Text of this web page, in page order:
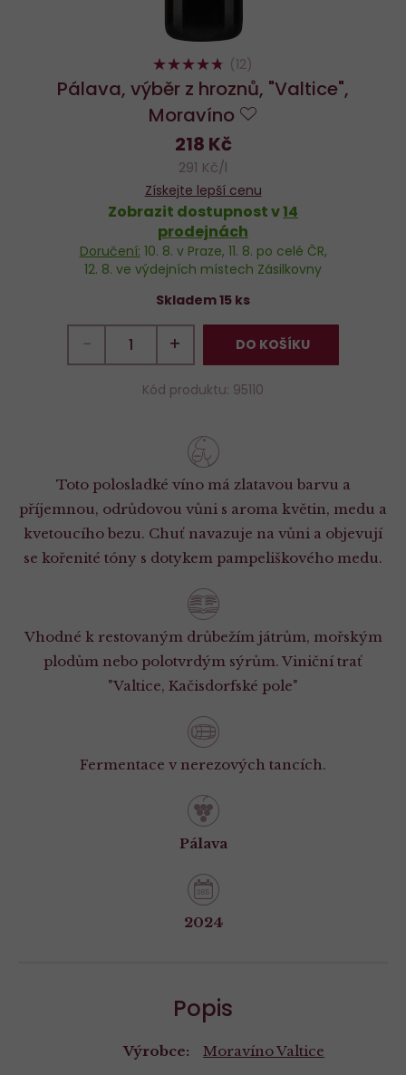
Pálava, výběr z hroznů, "Valtice",
Moravíno
94% (12)
Toto polosladké víno má zlatavou barvu a
příjemnou, odrůdovou vůni s aroma květin, medu a
kvetoucího bezu. Chuť navazuje na vůni a objevují
se kořenité tóny s dotykem pampeliškového medu.
Vhodné k restovaným drůbežím játrům, mořským
plodům nebo polotvrdým sýrům. Viniční trať
"Valtice, Kačisdorfské pole"
Fermentace v nerezových tancích.
Pálava
2024
218 Kč
291 Kč/l
Získejte lepší cenu
Zobrazit dostupnost v14
prodejnách
Doručení: 10. 8. v Praze, 11. 8. po celé ČR,
12. 8. ve výdejních místech Zásilkovny
Skladem 15 ks
− + DO KOŠÍKU
Kód produktu: 95110
Popis
Výrobce:
Moravíno Valtice